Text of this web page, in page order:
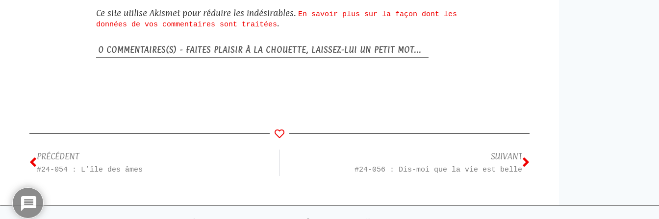
Ce site utilise Akismet pour réduire les indésirables. En savoir plus sur la façon dont les
données de vos commentaires sont traitées.
0 COMMENTAIRES(S) - FAITES PLAISIR À LA CHOUETTE, LAISSEZ-LUI UN PETIT MOT...
PRÉCÉDENT
#24-054 : L’île des âmes
SUIVANT
#24-056 : Dis-moi que la vie est belle